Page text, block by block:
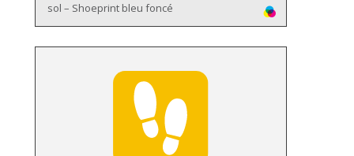
sol – Shoeprint bleu foncé